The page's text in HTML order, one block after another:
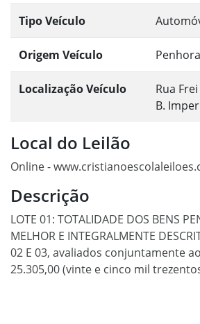
Tipo Veículo
Origem Veículo
Localização Veículo
Rua
B.
Local do Leilão
Online -
Descrição
LOTE 01: TOTALIDADE DOS BENS
MELHOR E INTEGRALMENTE
02 E 03, avaliados conjuntamente
25.305,00 (vinte e cinco mil